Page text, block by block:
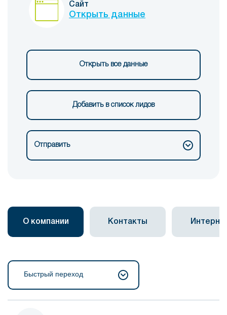
Сайт
Открыть данные
Открыть все данные
Добавить в список лидов
Отправить
О компании Контакты
Быстрый переход